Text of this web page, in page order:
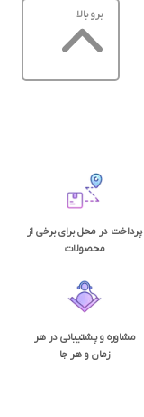
برو بالا
پرداخت در محل برای برخی از
محصولات
مشاوره و پشتیبانی در هر
زمان و هر جا